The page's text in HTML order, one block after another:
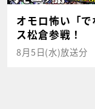
オモロ怖い「
ス松倉参戦！
8月5日(水)放送分